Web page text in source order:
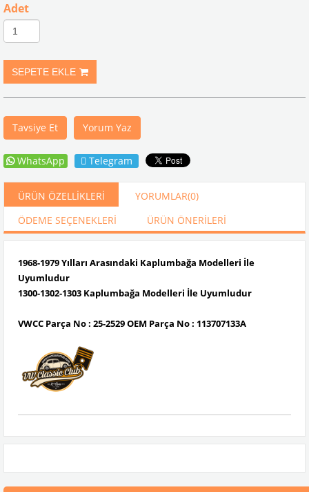
Adet
Tavsiye Et Yorum Yaz
WhatsApp Telegram
ÜRÜN ÖZELLIKLERI YORUMLAR(0)
ÖDEME SEÇENEKLERI
ÜRÜN ÖNERILERI
1968-1979 Yılları Arasındaki Kaplumbağa Modelleri İle
Uyumludur
1300-1302-1303 Kaplumbağa Modelleri İle Uyumludur
VWCC Parça No : 25-2529 OEM Parça No : 113707133A